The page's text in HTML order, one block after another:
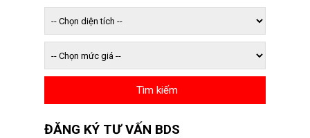
ĐĂNG KÝ TƯ VẤN BDS